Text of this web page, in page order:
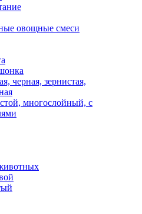
овощные смеси
черная, зернистая,
многослойный, с